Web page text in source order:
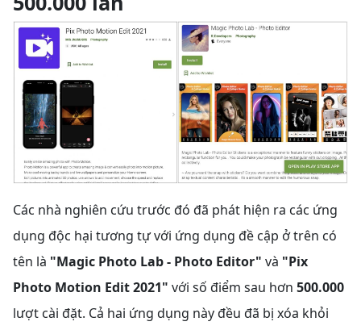
Các nhà nghiên cứu trước đó đã phát hiện ra các ứng
dụng độc hại tương tự với ứng dụng đề cập ở trên có
tên là "Magic Photo Lab - Photo Editor" và "Pix
Photo Motion Edit 2021" với số điểm sau hơn 500.000
lượt cài đặt. Cả hai ứng dụng này đều đã bị xóa khỏi